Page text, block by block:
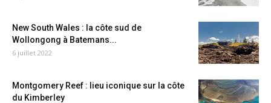
New South Wales : la côte sud de
Wollongong à Batemans...
6 juillet 2022
Montgomery Reef : lieu iconique sur la côte
du Kimberley